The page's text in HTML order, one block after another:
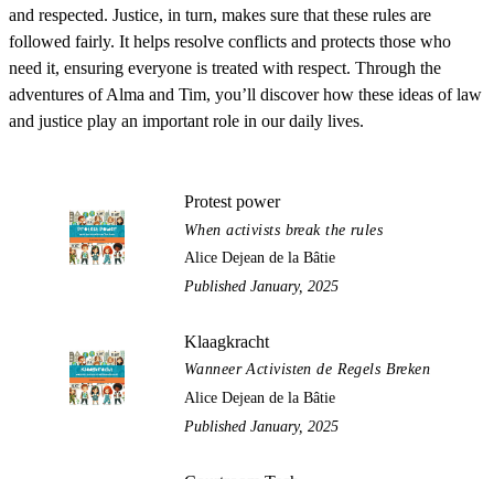
and respected. Justice, in turn, makes sure that these rules are
followed fairly. It helps resolve conflicts and protects those who
need it, ensuring everyone is treated with respect. Through the
adventures of Alma and Tim, you’ll discover how these ideas of law
and justice play an important role in our daily lives.
Protest power
When activists break the rules
Alice Dejean de la Bâtie
Published January, 2025
Klaagkracht
Wanneer Activisten de Regels Breken
Alice Dejean de la Bâtie
Published January, 2025